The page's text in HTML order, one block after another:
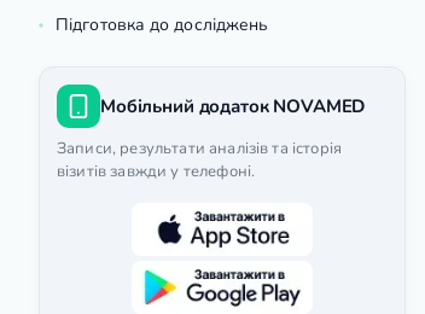
Підготовка до досліджень
Мобільний додаток NOVAMED
Записи, результати аналізів та історія
візитів завжди у телефоні.